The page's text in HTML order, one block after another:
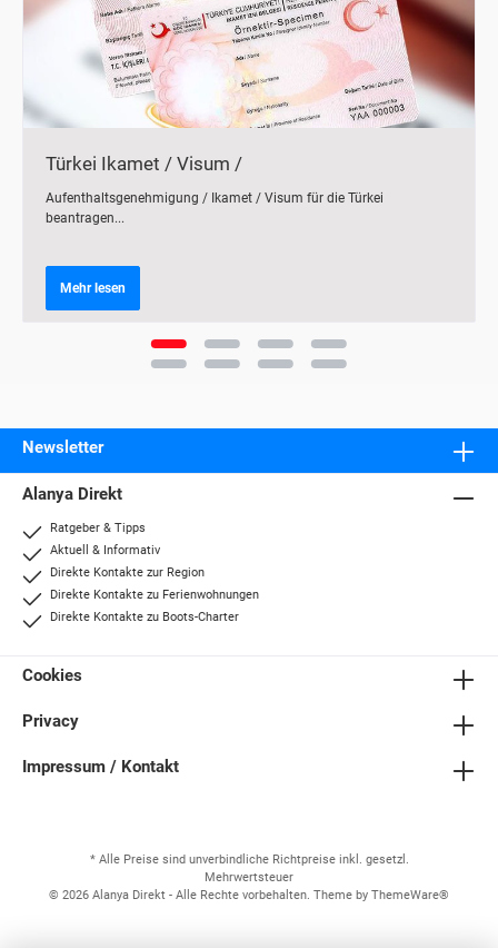
Türkei Ikamet / Visum /
Aufenthaltsgenehmigung
Aufenthaltsgenehmigung / Ikamet / Visum für die Türkei
beantragen...
Mehr lesen
Newsletter
Alanya Direkt
Ratgeber & Tipps
Aktuell & Informativ
Direkte Kontakte zur Region
Direkte Kontakte zu Ferienwohnungen
Direkte Kontakte zu Boots-Charter
Cookies
Privacy
Impressum / Kontakt
* Alle Preise sind unverbindliche Richtpreise inkl. gesetzl.
Mehrwertsteuer
© 2026 Alanya Direkt - Alle Rechte vorbehalten. Theme by ThemeWare®